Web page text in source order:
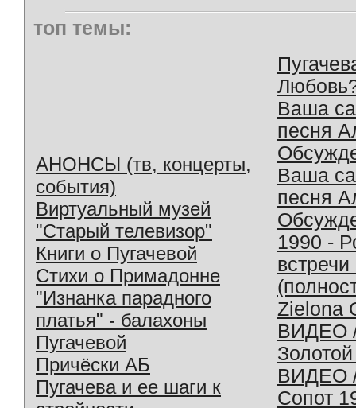
топ темы:
АНОНСЫ (тв, концерты,
события)
Виртуальный музей
"Старый телевизор"
Книги о Пугачевой
Стихи о Примадонне
"Изнанка парадного
платья" - балахоны
Пугачевой
Причёски АБ
Пугачева и ее шаги к
Ваша
песня
Ваша
песня
1990 -
Zielona
ВИДЕО
ВИДЕО
Сопот